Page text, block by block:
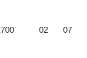
2700 02 07